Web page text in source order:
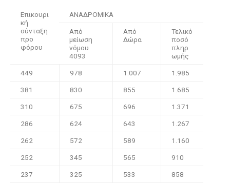
Επικουρι
κή
σύνταξη
προ
φόρου
ΑΝΑΔΡΟΜΙΚΑ
Από
μείωση
νόμου
4093
Από
Δώρα
Τελικό
ποσό
πληρ
ωμής
449 978 1.007 1.985
381 830 855 1.685
310 675 696 1.371
286 624 643 1.267
262 572 589 1.160
252 345 565 910
237 325 533 858